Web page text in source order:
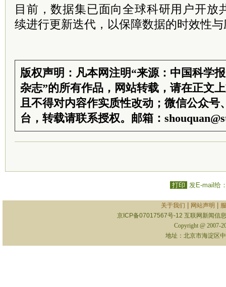
目前，数据集已面向全球科研用户开放
续进行更新迭代，以保障数据的时效性
版权声明：凡本网注明“来源：中国科学
杂志”的所有作品，网站转载，请在正文
且不得对内容作实质性改动；微信公众号
台，转载请联系授权。邮箱：
打印 发E-mail给
关于我们 网站声明
京ICP备07017567号-12 互联网新闻信
Copyright @ 2007-
地址：北京市海淀区